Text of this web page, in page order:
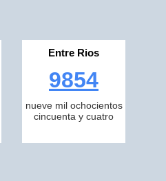
Entre Rios
9854
nueve mil ochocientos
cincuenta y cuatro